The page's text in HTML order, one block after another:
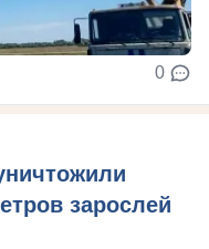
0
зарослей